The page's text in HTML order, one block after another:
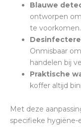
Blauwe
ontworpen
te voorkomen.
Onmisbaar
handelen bij
Praktische
koffer altijd
Met deze
specifieke hygiëne-